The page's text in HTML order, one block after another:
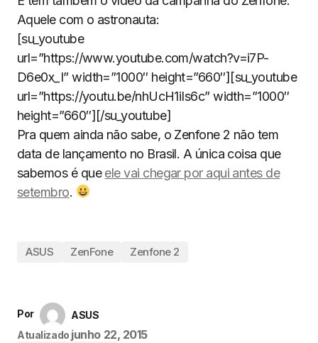
Aquele com o astronauta:
[su_youtube
url=”https://www.youtube.com/watch?v=i7P-
D6e0x_I” width=”1000″ height=”660″][su_youtube
url=”https://youtu.be/nhUcH1iIs6c” width=”1000″
height=”660″][/su_youtube]
Pra quem ainda não sabe, o Zenfone 2 não tem
data de lançamento no Brasil. A única coisa que
sabemos é queele vai chegar por aqui antes de
setembro.
ASUS ZenFone Zenfone 2
Por
ASUS
Atualizado junho 22, 2015